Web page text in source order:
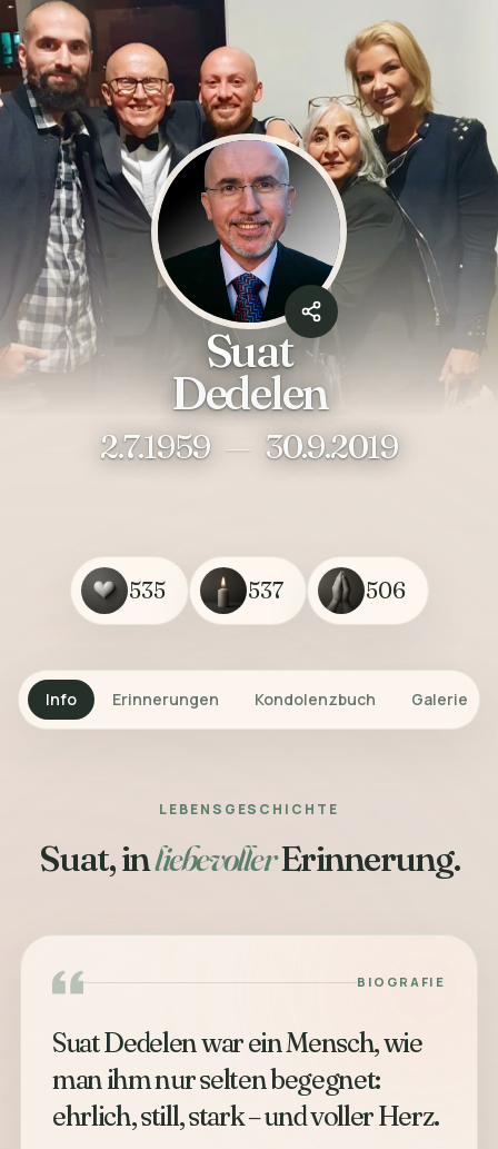
Suat
Dedelen
2.7.1959 — 30.9.2019
535 537 506
Info Erinnerungen Kondolenzbuch Galerie
LEBENSGESCHICHTE
Suat, inliebevollerErinnerung.
BIOGRAFIE
Suat Dedelen war ein Mensch, wie
man ihm nur selten begegnet:
ehrlich, still, stark – und voller Herz.